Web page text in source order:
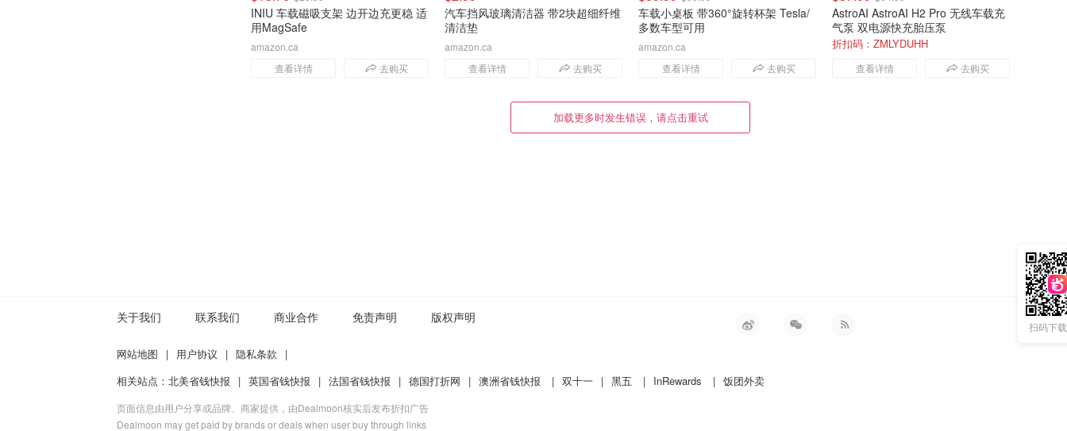
INIU 车载磁吸支架 边开边充更稳 适
用MagSafe
查看详情 去购买
amazon.ca
汽车挡风玻璃清洁器 带2块超细纤维
清洁垫
查看详情 去购买
amazon.ca
车载小桌板 带360°旋转杯架 Tesla/
多数车型可用
查看详情 去购买
amazon.ca
AstroAI AstroAI H2 Pro 无线车载充
气泵 双电源快充胎压泵
折扣码：ZMLYDUHH
查看详情 去购买
扫码下
关于我们 联系我们 商业合作 免责声明 版权声明
网站地图 | 用户协议 | 隐私条款
|
相关站点： 北美省钱快报 | 英国省钱快报 | 法国省钱快报 | 德国打折网 | 澳洲省钱快报 | 双十一 | 黑五 | InRewards | 饭团外卖
页面信息由用户分享或品牌、商家提供，由Dealmoon核实后发布折扣广告
Dealmoon may get paid by brands or deals when user buy through links